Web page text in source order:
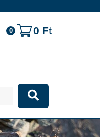
0 0 Ft